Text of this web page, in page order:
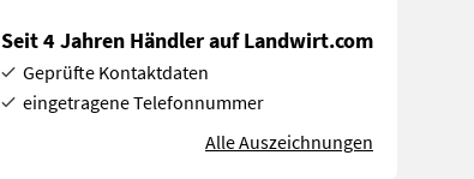
Seit 4 Jahren Händler auf Landwirt.com
Geprüfte Kontaktdaten
eingetragene Telefonnummer
Alle Auszeichnungen